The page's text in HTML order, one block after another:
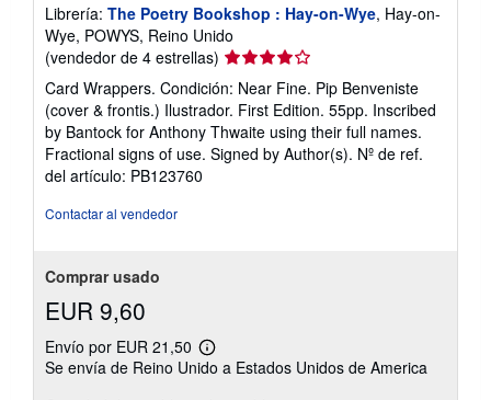
Librería: The Poetry Bookshop : Hay-on-Wye, Hay-on-
Wye, POWYS, Reino Unido
(vendedor de 4 estrellas) Calificación
del
vendedor:
4
de
5
Card Wrappers. Condición: Near Fine. Pip Benveniste
(cover & frontis.) Ilustrador. First Edition. 55pp. Inscribed
by Bantock for Anthony Thwaite using their full names.
Fractional signs of use. Signed by Author(s). Nº de ref.
del artículo: PB123760
Contactar al vendedor
Comprar usado
EUR 9,60
Envío por EUR 21,50
Más
información
Se envía de Reino Unido a Estados Unidos de America